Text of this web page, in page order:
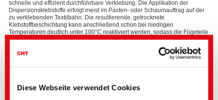
Diese Webseite verwendet Cookies
schnelle und effizient durchführbare Verklebung. Die Applikation der
Dispersionsklebstoffe erfolgt meist im Pasten- oder Schaumauftrag auf der
zu verklebenden Textilbahn. Die resultierende, getrocknete
Klebstoffbeschichtung kann anschließend schon bei niedrigen
Temperaturen deutlich unter 100°C reaktiviert werden, sodass die Fügeteile
schonend unter leichtem Druck verbunden werden können. In Kombination
mit geeigneten Vernetzungsmitteln lassen sich permanente und
temperaturstabile Verklebungen darstellen.